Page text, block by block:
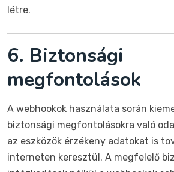
létre.
6. Biztonsági
megfontolások
A webhookok használata során
biztonsági megfontolásokra való
az eszközök érzékeny adatokat is
interneten keresztül. A megfelelő